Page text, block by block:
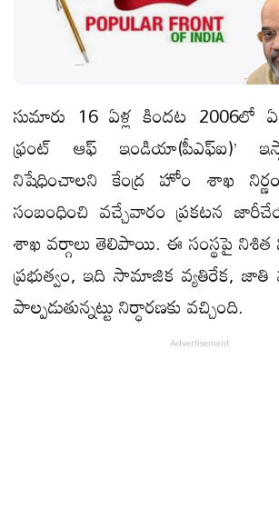
సుమారు 16 ఏళ్ల కిందట 2006లో
ఫ్రంట్‌ ఆఫ్‌ ఇండియా(పీఎఫ్‌ఐ)’
నిషేధించాలని కేంద్ర హోం శాఖ
సంబంధించి వచ్చేవారం ప్రకటన
శాఖ వర్గాలు తెలిపాయి. ఈ సంస్థపై నిశిత
ప్రభుత్వం, ఇది సామాజిక వ్యతిరేక, జాతి
పాల్పడుతున్నట్టు నిర్ధారణకు వచ్చింది.